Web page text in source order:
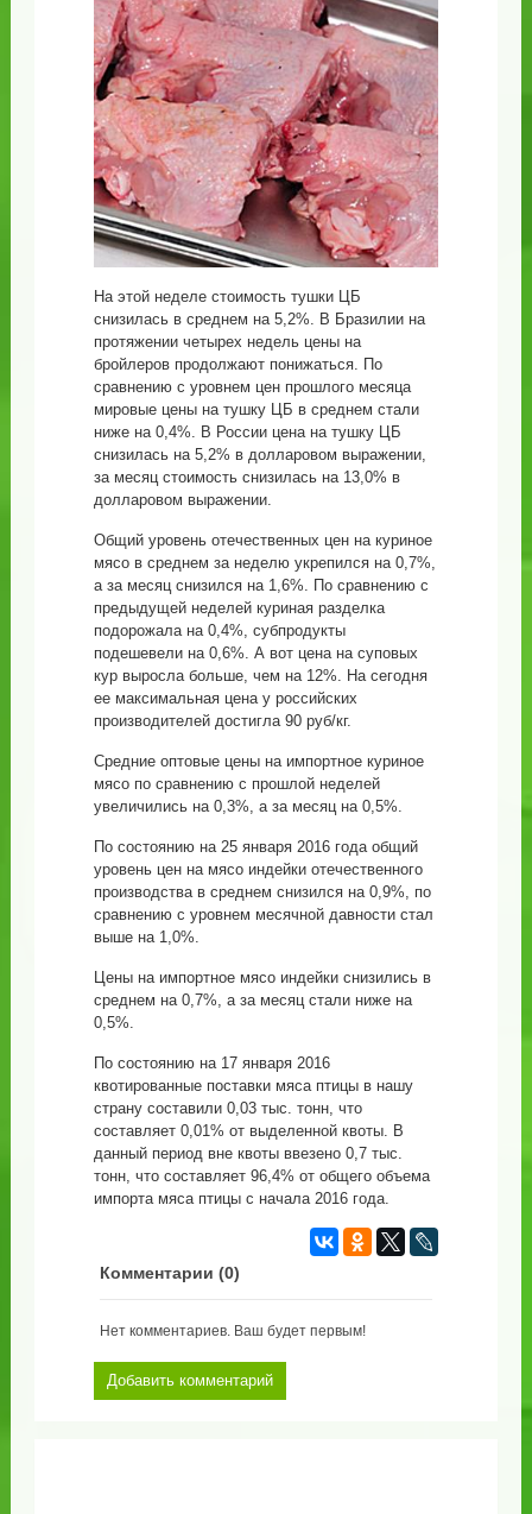
На этой неделе стоимость тушки ЦБ
снизилась в среднем на 5,2%. В Бразилии на
протяжении четырех недель цены на
бройлеров продолжают понижаться. По
сравнению с уровнем цен прошлого месяца
мировые цены на тушку ЦБ в среднем стали
ниже на 0,4%. В России цена на тушку ЦБ
снизилась на 5,2% в долларовом выражении,
за месяц стоимость снизилась на 13,0% в
долларовом выражении.
Общий уровень отечественных цен на куриное
мясо в среднем за неделю укрепился на 0,7%,
а за месяц снизился на 1,6%. По сравнению с
предыдущей неделей куриная разделка
подорожала на 0,4%, субпродукты
подешевели на 0,6%. А вот цена на суповых
кур выросла больше, чем на 12%. На сегодня
ее максимальная цена у российских
производителей достигла 90 руб/кг.
Средние оптовые цены на импортное куриное
мясо по сравнению с прошлой неделей
увеличились на 0,3%, а за месяц на 0,5%.
По состоянию на 25 января 2016 года общий
уровень цен на мясо индейки отечественного
производства в среднем снизился на 0,9%, по
сравнению с уровнем месячной давности стал
выше на 1,0%.
Цены на импортное мясо индейки снизились в
среднем на 0,7%, а за месяц стали ниже на
0,5%.
По состоянию на 17 января 2016
квотированные поставки мяса птицы в нашу
страну составили 0,03 тыс. тонн, что
составляет 0,01% от выделенной квоты. В
данный период вне квоты ввезено 0,7 тыс.
тонн, что составляет 96,4% от общего объема
импорта мяса птицы с начала 2016 года.
Комментарии (0)
Нет комментариев. Ваш будет первым!
Добавить комментарий